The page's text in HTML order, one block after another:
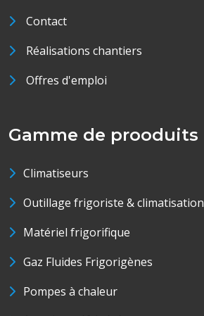
Contact
Réalisations chantiers
Offres d'emploi
Gamme de prooduits
Climatiseurs
Outillage frigoriste & climatisation
Matériel frigorifique
Gaz Fluides Frigorigènes
Pompes à chaleur